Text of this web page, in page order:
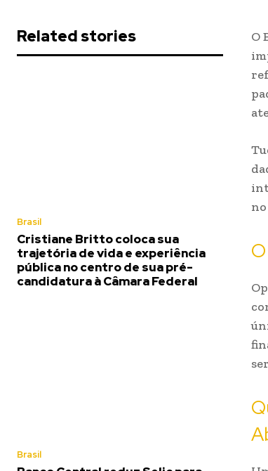
Related stories
Brasil
Cristiane Britto coloca sua
trajetória de vida e experiência
pública no centro de sua pré-
candidatura à Câmara Federal
Brasil
O